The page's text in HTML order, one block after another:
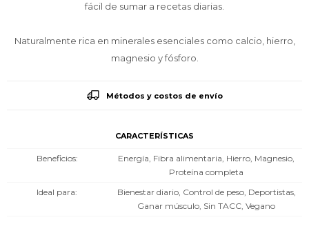
fácil de sumar a recetas diarias.
Naturalmente rica en minerales esenciales como calcio, hierro,
magnesio y fósforo.
Métodos y costos de envío
CARACTERÍSTICAS
Beneficios
Energía, Fibra alimentaria, Hierro, Magnesio,
Proteína completa
Ideal para
Bienestar diario, Control de peso, Deportistas,
Ganar músculo, Sin TACC, Vegano